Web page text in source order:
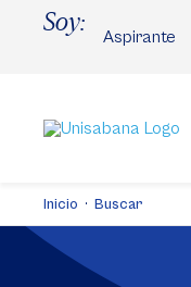
Soy:
Aspirante
Inicio Buscar